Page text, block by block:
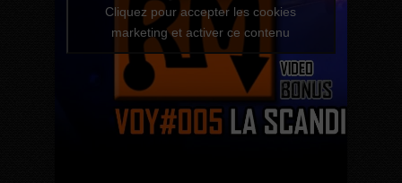
Cliquez pour accepter les cookies
marketing et activer ce contenu